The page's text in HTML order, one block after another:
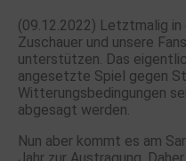
(09.12.2022) Letztmalig
Zuschauer und unsere
unterstützen. Das
angesetzte Spiel gegen
Witterungsbedingungen
abgesagt werden.
Nun aber kommt es am